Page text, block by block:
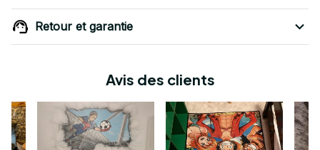
Retour et garantie
Avis des clients